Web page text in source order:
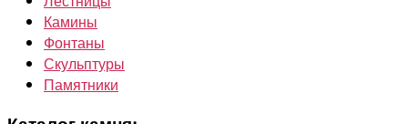
Камины
Фонтаны
Скульптуры
Памятники